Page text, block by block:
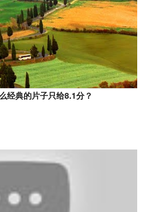
经典的片子只给8.1分？